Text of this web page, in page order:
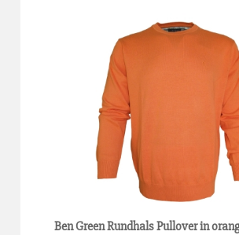
Ben Green Rundhals Pullover in